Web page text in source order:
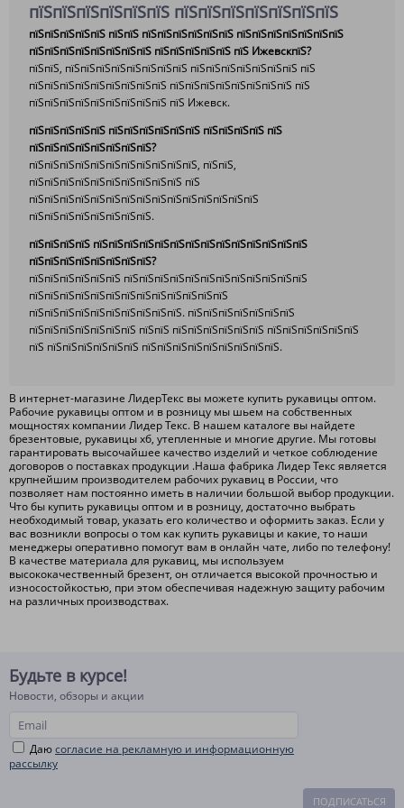
пїЅпїЅпїЅпїЅпїЅпїЅ пїЅпїЅпїЅпїЅпїЅпїЅпїЅ
пїЅпїЅпїЅпїЅпїЅ пїЅпїЅ пїЅпїЅпїЅпїЅпїЅпїЅ пїЅпїЅпїЅпїЅпїЅпїЅпїЅ
пїЅпїЅпїЅпїЅпїЅпїЅпїЅпїЅ пїЅпїЅпїЅпїЅпїЅ пїЅ ИжевскпїЅ?
пїЅпїЅ, пїЅпїЅпїЅпїЅпїЅпїЅпїЅпїЅ пїЅпїЅпїЅпїЅпїЅпїЅпїЅ пїЅ
пїЅпїЅпїЅпїЅпїЅпїЅпїЅпїЅпїЅ пїЅпїЅпїЅпїЅпїЅпїЅпїЅпїЅ пїЅ
пїЅпїЅпїЅпїЅпїЅпїЅпїЅпїЅпїЅ пїЅ Ижевск.
пїЅпїЅпїЅпїЅпїЅ пїЅпїЅпїЅпїЅпїЅпїЅ пїЅпїЅпїЅпїЅ пїЅ
пїЅпїЅпїЅпїЅпїЅпїЅпїЅпїЅ?
пїЅпїЅпїЅпїЅпїЅпїЅпїЅпїЅпїЅпїЅпїЅ, пїЅпїЅ,
пїЅпїЅпїЅпїЅпїЅпїЅпїЅпїЅпїЅпїЅ пїЅ
пїЅпїЅпїЅпїЅпїЅпїЅпїЅпїЅпїЅпїЅпїЅпїЅпїЅпїЅпїЅ
пїЅпїЅпїЅпїЅпїЅпїЅпїЅпїЅ.
пїЅпїЅпїЅпїЅ пїЅпїЅпїЅпїЅпїЅпїЅпїЅпїЅпїЅпїЅпїЅпїЅпїЅпїЅ
пїЅпїЅпїЅпїЅпїЅпїЅпїЅпїЅ?
пїЅпїЅпїЅпїЅпїЅпїЅ пїЅпїЅпїЅпїЅпїЅпїЅпїЅпїЅпїЅпїЅпїЅпїЅ
пїЅпїЅпїЅпїЅпїЅпїЅпїЅпїЅпїЅпїЅпїЅпїЅпїЅ
пїЅпїЅпїЅпїЅпїЅпїЅпїЅпїЅпїЅпїЅ. пїЅпїЅпїЅпїЅпїЅпїЅпїЅ
пїЅпїЅпїЅпїЅпїЅпїЅпїЅ пїЅпїЅ пїЅпїЅпїЅпїЅпїЅпїЅ пїЅпїЅпїЅпїЅпїЅпїЅ
пїЅ пїЅпїЅпїЅпїЅпїЅпїЅ пїЅпїЅпїЅпїЅпїЅпїЅпїЅпїЅпїЅ.
В интернет-магазине ЛидерТекс вы можете купить рукавицы оптом.
Рабочие рукавицы оптом и в розницу мы шьем на собственных
мощностях компании Лидер Текс. В нашем каталоге вы найдете
брезентовые, рукавицы хб, утепленные и многие другие. Мы готовы
гарантировать высочайшее качество изделий и четкое соблюдение
договоров о поставках продукции .Наша фабрика Лидер Текс является
крупнейшим производителем рабочих рукавиц в России, что
позволяет нам постоянно иметь в наличии большой выбор продукции.
Что бы купить рукавицы оптом и в розницу, достаточно выбрать
необходимый товар, указать его количество и оформить заказ. Если у
вас возникли вопросы о том как купить рукавицы и какие, то наши
менеджеры оперативно помогут вам в онлайн чате, либо по телефону!
В качестве материала для рукавиц, мы используем
высококачественный брезент, он отличается высокой прочностью и
износостойкостью, при этом обеспечивая надежную защиту рабочим
на различных производствах.
Будьте в курсе!
Новости, обзоры и акции
Даюсогласие на рекламную и информационную
рассылку
ПОДПИСАТЬСЯ